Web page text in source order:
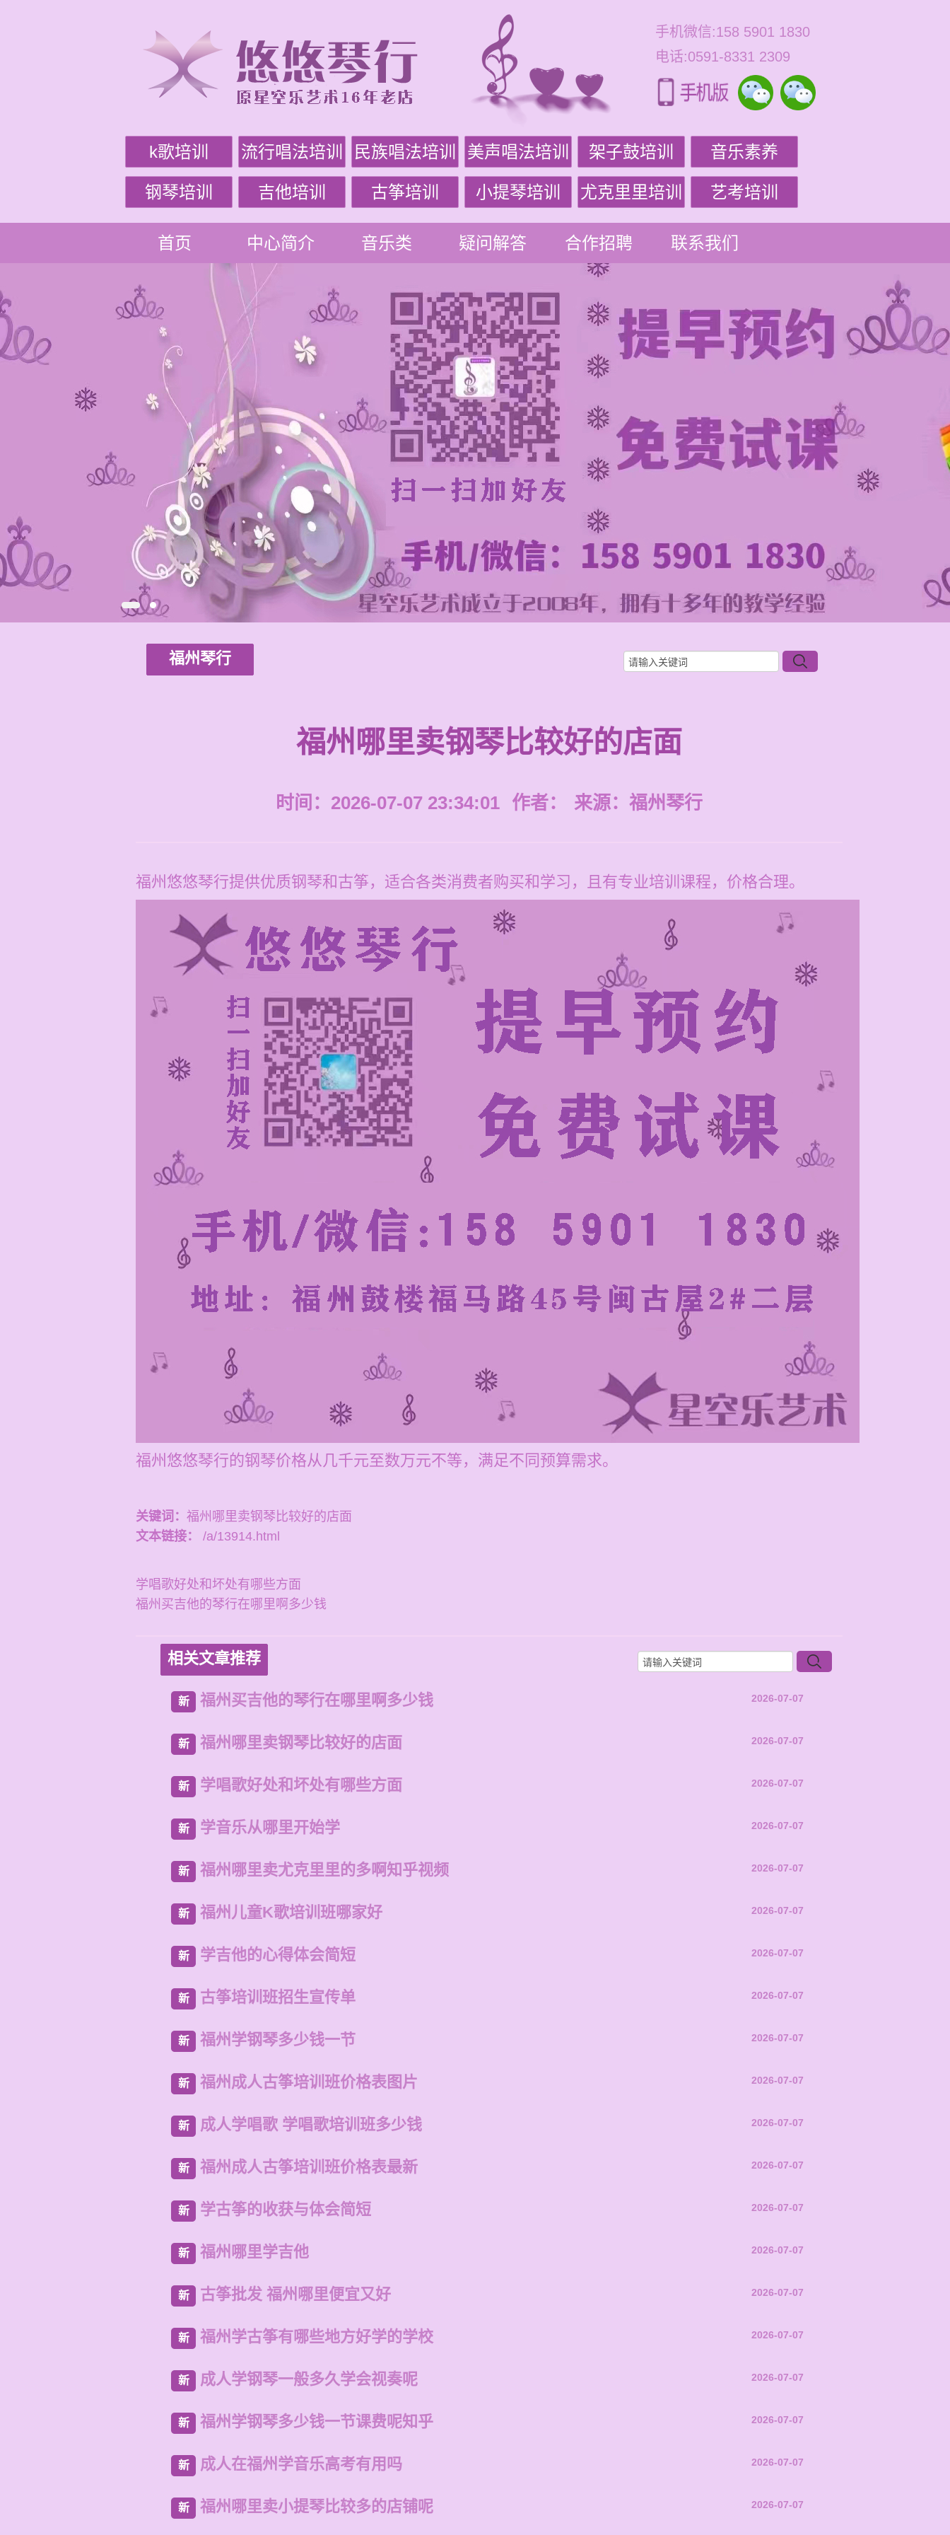
手机微信:158 5901 1830
电话:0591-8331 2309
k歌培训 流行唱法培训 民族唱法培训 美声唱法培训 架子鼓培训 音乐素养
钢琴培训 吉他培训 古筝培训 小提琴培训 尤克里里培训 艺考培训
首页 中心简介 音乐类 疑问解答 合作招聘 联系我们
福州琴行
福州哪里卖钢琴比较好的店面
时间：2026-07-07 23:34:01 作者： 来源： 福州琴行
福州悠悠琴行提供优质钢琴和古筝，适合各类消费者购买和学习，且有专业培训课程，价格合理。
福州悠悠琴行的钢琴价格从几千元至数万元不等，满足不同预算需求。
关键词： 福州哪里卖钢琴比较好的店面
文本链接：
/a/13914.html
学唱歌好处和坏处有哪些方面
福州买吉他的琴行在哪里啊多少钱
相关文章推荐
新 福州买吉他的琴行在哪里啊多少钱 2026-07-07
新 福州哪里卖钢琴比较好的店面 2026-07-07
新 学唱歌好处和坏处有哪些方面 2026-07-07
新 学音乐从哪里开始学 2026-07-07
新 福州哪里卖尤克里里的多啊知乎视频 2026-07-07
新 福州儿童K歌培训班哪家好 2026-07-07
新 学吉他的心得体会简短 2026-07-07
新 古筝培训班招生宣传单 2026-07-07
新 福州学钢琴多少钱一节 2026-07-07
新 福州成人古筝培训班价格表图片 2026-07-07
新 成人学唱歌 学唱歌培训班多少钱 2026-07-07
新 福州成人古筝培训班价格表最新 2026-07-07
新 学古筝的收获与体会简短 2026-07-07
新 福州哪里学吉他 2026-07-07
新 古筝批发 福州哪里便宜又好 2026-07-07
新 福州学古筝有哪些地方好学的学校 2026-07-07
新 成人学钢琴一般多久学会视奏呢 2026-07-07
新 福州学钢琴多少钱一节课费呢知乎 2026-07-07
新 成人在福州学音乐高考有用吗 2026-07-07
新 福州哪里卖小提琴比较多的店铺呢 2026-07-07